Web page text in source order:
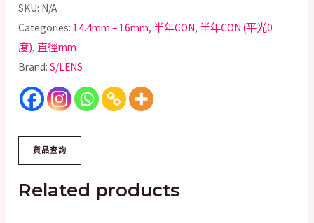
SKU: N/A
Categories: 14.4mm – 16mm,半年CON,半年CON (平光0
度), 直徑mm
Brand:S/LENS
Related products